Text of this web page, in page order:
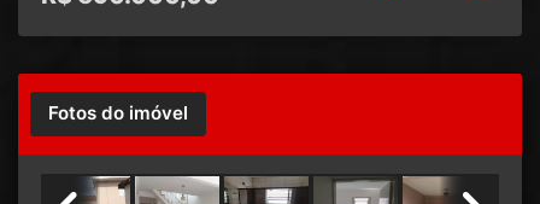
Fotos do imóvel